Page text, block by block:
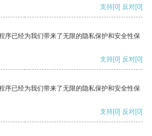
支持[0] 反对[0]
序已经为我们带来了无限的隐私保护和安全性保
支持[0] 反对[0]
序已经为我们带来了无限的隐私保护和安全性保
支持[0] 反对[0]